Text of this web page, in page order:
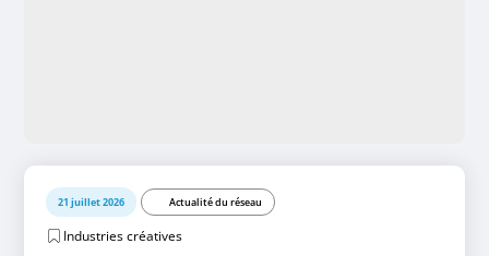
21 juillet 2026 Actualité du réseau
Industries créatives